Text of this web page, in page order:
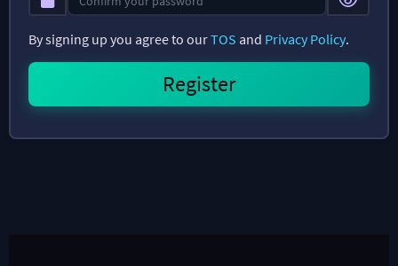
By signing up you agree to ourTOS and Privacy Policy.